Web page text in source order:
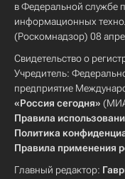
в Федеральной службе
информационных
(Роскомнадзор) 08
Свидетельство о
Учредитель:
предприятие
«Россия сегодня» (МИА
Правила
Политика
Правила применения
Главный редактор: